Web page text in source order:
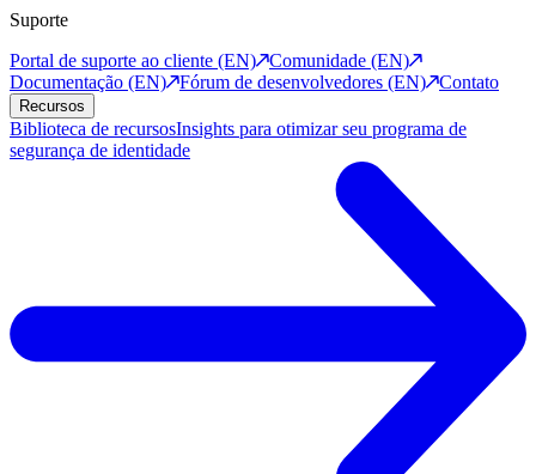
Suporte
Portal de suporte ao cliente (EN)
Comunidade (EN)
Documentação (EN)
Fórum de desenvolvedores (EN) Contato
Recursos
Biblioteca de recursosInsights para otimizar seu programa de
segurança de identidade